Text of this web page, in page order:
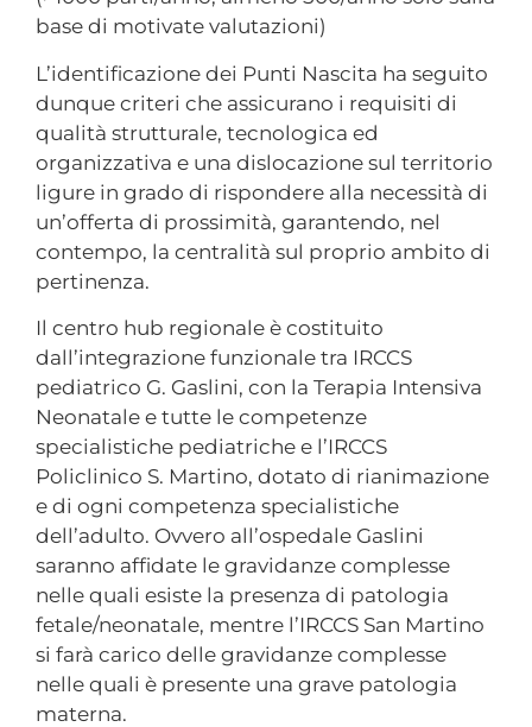
base di motivate valutazioni)
L’identificazione dei Punti Nascita ha seguito
dunque criteri che assicurano i requisiti di
qualità strutturale, tecnologica ed
organizzativa e una dislocazione sul territorio
ligure in grado di rispondere alla necessità di
un’offerta di prossimità, garantendo, nel
contempo, la centralità sul proprio ambito di
pertinenza.
Il centro hub regionale è costituito
dall’integrazione funzionale tra IRCCS
pediatrico G. Gaslini, con la Terapia Intensiva
Neonatale e tutte le competenze
specialistiche pediatriche e l’IRCCS
Policlinico S. Martino, dotato di rianimazione
e di ogni competenza specialistiche
dell’adulto. Ovvero all’ospedale Gaslini
saranno affidate le gravidanze complesse
nelle quali esiste la presenza di patologia
fetale/neonatale, mentre l’IRCCS San Martino
si farà carico delle gravidanze complesse
nelle quali è presente una grave patologia
materna.